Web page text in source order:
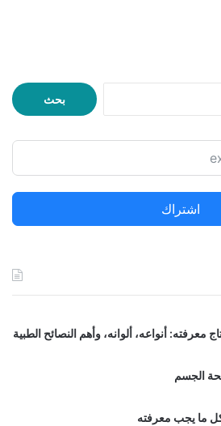
ح
ع
ن
اشتراك
معرفته: أنواعه، ألوانه، وأهم النصائح الطبية
الجسم
ما يجب معرفته